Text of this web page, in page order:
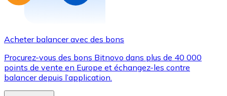
Acheter balancer avec des bons
Procurez-vous des bons Bitnovo dans plus de 40 000
points de vente en Europe et échangez-les contre
balancer depuis l’application.